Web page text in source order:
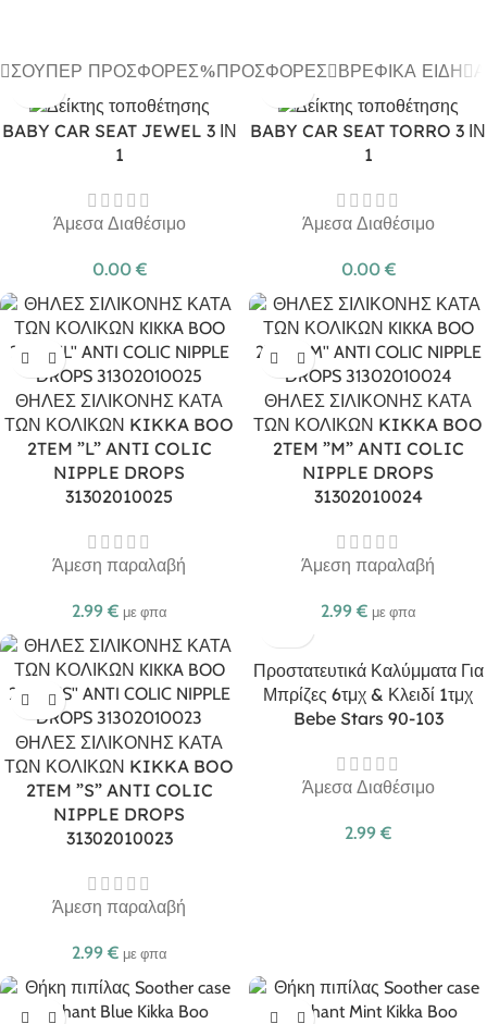
ΣΟΎΠΕΡ ΠΡΟΣΦΟΡΈΣ ΠΡΟΣΦΟΡΈΣ ΒΡΕΦΙΚΆ ΕΊΔΗ
BABY CAR SEAT JEWEL 3 ΙΝ
1
Άμεσα Διαθέσιμο
0.00 €
BABY CAR SEAT TORRO 3 ΙΝ
1
Άμεσα Διαθέσιμο
0.00 €
ΘΗΛΕΣ ΣΙΛΙΚΟΝΗΣ ΚΑΤΑ
ΤΩΝ ΚΟΛΙΚΩΝ KIKKA BOO
2TEM ”L” ANTI COLIC
NIPPLE DROPS
31302010025
Άμεση παραλαβή
2.99 € με φπα
ΘΗΛΕΣ ΣΙΛΙΚΟΝΗΣ ΚΑΤΑ
ΤΩΝ ΚΟΛΙΚΩΝ KIKKA BOO
2TEM ”M” ANTI COLIC
NIPPLE DROPS
31302010024
Άμεση παραλαβή
2.99 € με φπα
ΘΗΛΕΣ ΣΙΛΙΚΟΝΗΣ ΚΑΤΑ
ΤΩΝ ΚΟΛΙΚΩΝ KIKKA BOO
2TEM ”S” ANTI COLIC
NIPPLE DROPS
31302010023
Άμεση παραλαβή
2.99 € με φπα
Προστατευτικά Καλύμματα Για
Μπρίζες 6τμχ & Κλειδί 1τμχ
Bebe Stars 90-103
Άμεσα Διαθέσιμο
2.99 €